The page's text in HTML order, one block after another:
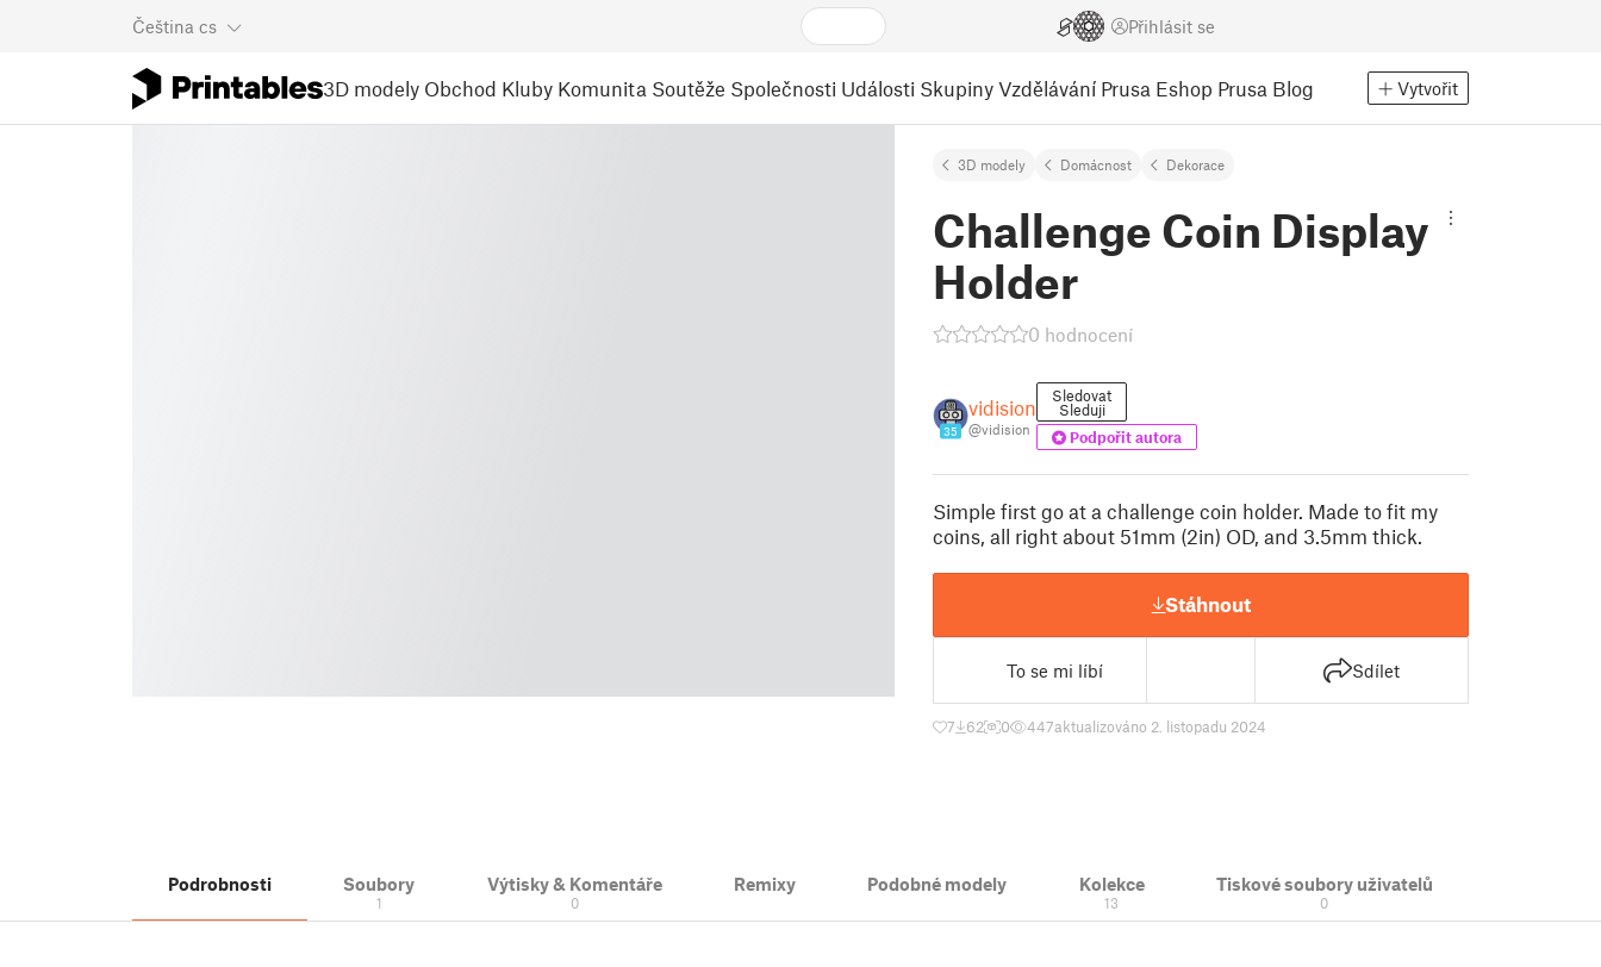
Čeština cs Přihlásit se
3D modely Obchod Kluby Komunita Soutěže Společnosti Události Skupiny Vzdělávání Prusa Eshop Prusa Blog Vytvořit
3D modely Domácnost Dekorace
Challenge Coin Display
Holder
0 hodnocení
35
vidision
@vidision
Sledovat
Sleduji
Podpořit autora
Simple first go at a challenge coin holder. Made to fit my
coins, all right about 51mm (2in) OD, and 3.5mm thick.
Stáhnout
To se mi líbí Sdílet
7 62 0 447aktualizováno 2. listopadu 2024
Podrobnosti Soubory
1
Výtisky & Komentáře
0
Remixy Podobné modely Kolekce
13
Tiskové soubory uživatelů
0